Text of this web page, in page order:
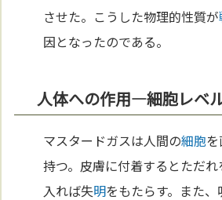
させた。こうした物理的性質が
因となったのである。
人体への作用—細胞レベ
マスタードガスは人間の細胞
持つ。皮膚に付着するとただ
入れば失明をもたらす。また